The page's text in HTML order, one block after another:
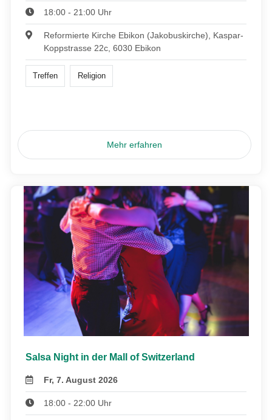
18:00 - 21:00 Uhr
Reformierte Kirche Ebikon (Jakobuskirche), Kaspar-
Koppstrasse 22c, 6030 Ebikon
Treffen Religion
Mehr erfahren
Salsa Night in der Mall of Switzerland
Fr, 7. August 2026
18:00 - 22:00 Uhr